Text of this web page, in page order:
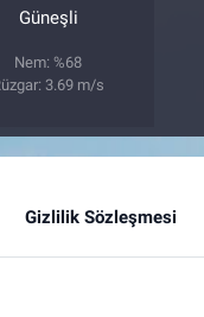
Güneşli
Nem: %68
3.69 m/s
Gizlilik Sözleşmesi